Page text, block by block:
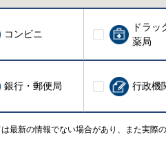
コンビニ
ドラッ
薬局
銀行・郵便局 行政機
最新の情報でない場合があり、また実際